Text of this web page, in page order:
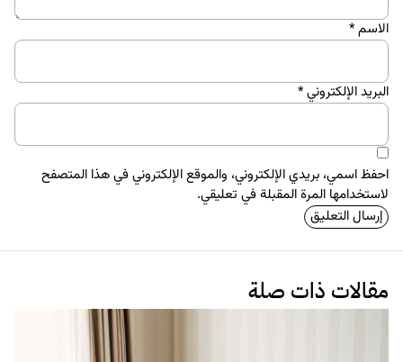
الاسم*
البريد الإلكتروني*
احفظ اسمي، بريدي الإلكتروني، والموقع الإلكتروني في هذا المتصفح
لاستخدامها المرة المقبلة في تعليقي.
مقالات ذات صلة